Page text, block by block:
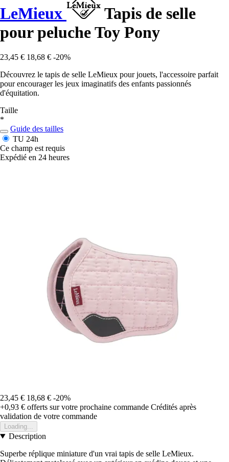
LeMieux
Tapis de selle
pour peluche Toy Pony
23,45 € 18,68 € -20%
Découvrez le tapis de selle LeMieux pour jouets, l'accessoire parfait
pour encourager les jeux imaginatifs des enfants passionnés
d'équitation.
Taille
*
Guide des tailles
TU 24h
Ce champ est requis
Expédié en 24 heures
23,45 € 18,68 € -20%
+0,93 € offerts sur votre prochaine commande Crédités après
validation de votre commande
Loading...
Description
Superbe réplique miniature d'un vrai tapis de selle LeMieux.